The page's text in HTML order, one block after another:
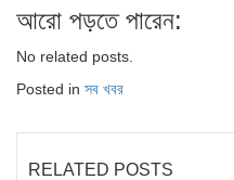
আরো পড়তে পারেন:
No related posts.
Posted in সব খবর
RELATED POSTS